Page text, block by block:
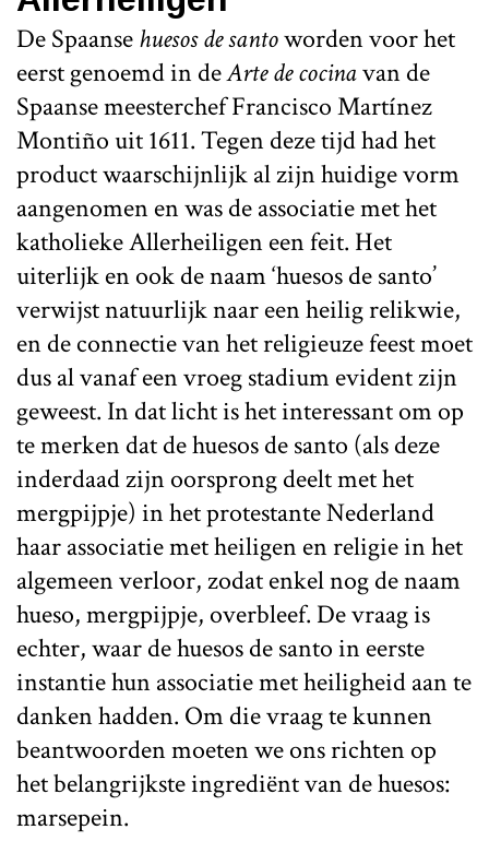
De Spaansehuesos de santoworden voor het
eerst genoemd in deArte de cocinavan de
Spaanse meesterchef Francisco Martínez
Montiño uit 1611. Tegen deze tijd had het
product waarschijnlijk al zijn huidige vorm
aangenomen en was de associatie met het
katholieke Allerheiligen een feit. Het
uiterlijk en ook de naam ‘huesos de santo’
verwijst natuurlijk naar een heilig relikwie,
en de connectie van het religieuze feest moet
dus al vanaf een vroeg stadium evident zijn
geweest. In dat licht is het interessant om op
te merken dat de huesos de santo (als deze
inderdaad zijn oorsprong deelt met het
mergpijpje) in het protestante Nederland
haar associatie met heiligen en religie in het
algemeen verloor, zodat enkel nog de naam
hueso, mergpijpje, overbleef. De vraag is
echter, waar de huesos de santo in eerste
instantie hun associatie met heiligheid aan te
danken hadden. Om die vraag te kunnen
beantwoorden moeten we ons richten op
het belangrijkste ingrediënt van de huesos:
marsepein.